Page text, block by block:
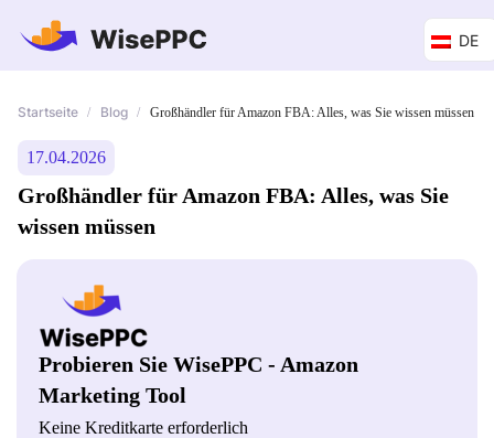
DE
Startseite / Blog / Großhändler für Amazon FBA: Alles, was Sie wissen müssen
17.04.2026
Großhändler für Amazon FBA: Alles, was Sie
wissen müssen
Probieren Sie WisePPC - Amazon
Marketing Tool
Keine Kreditkarte erforderlich